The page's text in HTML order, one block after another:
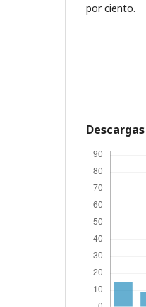
por ciento.
Descargas